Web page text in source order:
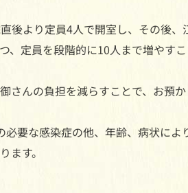
後より定員4人で開室し、その後、
、定員を段階的に10人まで増やす
さんの負担を減らすことで、お預
要な感染症の他、年齢、病状によ
ます。